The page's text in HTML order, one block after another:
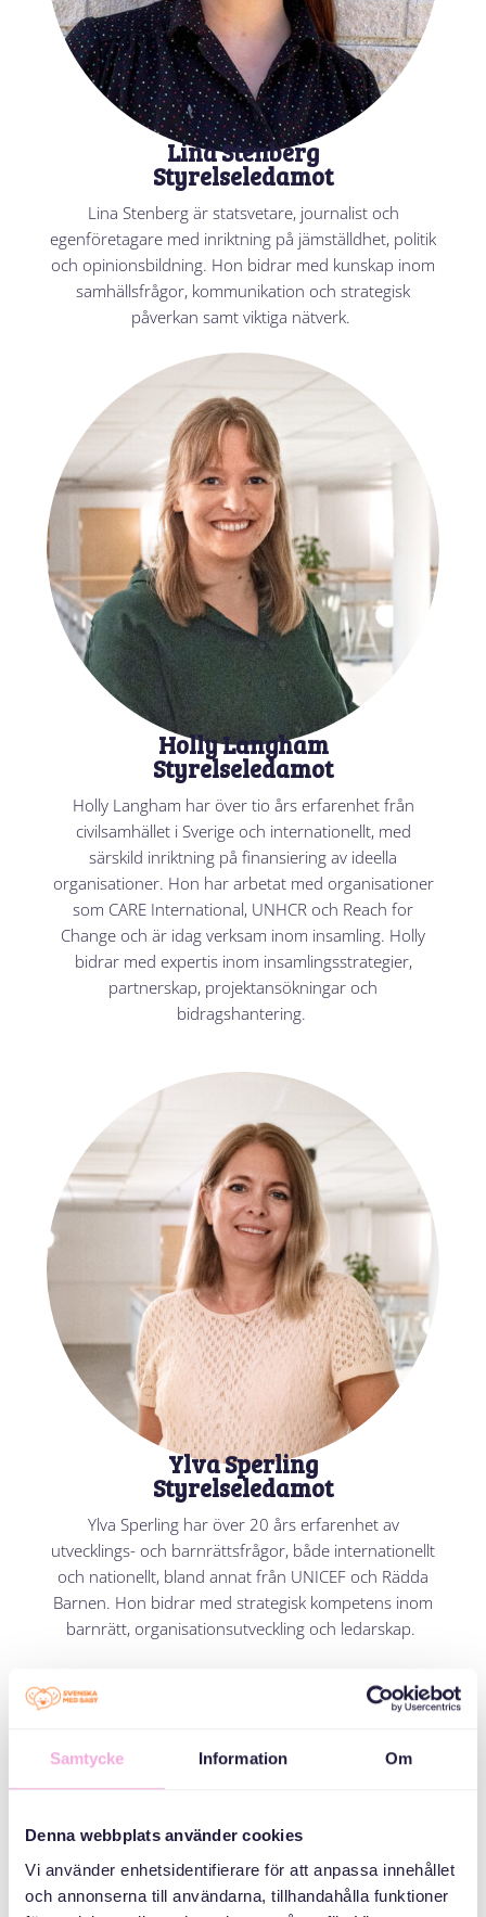
Samtycke Information Om
Denna webbplats använder cookies
Vi använder enhetsidentifierare för att anpassa innehållet
och annonserna till användarna, tillhandahålla funktioner
Lina Stenberg
Styrelseledamot
Lina Stenberg är statsvetare, journalist och
egenföretagare med inriktning på jämställdhet, politik
och opinionsbildning. Hon bidrar med kunskap inom
samhällsfrågor, kommunikation och strategisk
påverkan samt viktiga nätverk.
Holly Langham
Styrelseledamot
Holly Langham har över tio års erfarenhet från
civilsamhället i Sverige och internationellt, med
särskild inriktning på finansiering av ideella
organisationer. Hon har arbetat med organisationer
som CARE International, UNHCR och Reach for
Change och är idag verksam inom insamling. Holly
bidrar med expertis inom insamlingsstrategier,
partnerskap, projektansökningar och
bidragshantering.
Ylva Sperling
Styrelseledamot
Ylva Sperling har över 20 års erfarenhet av
utvecklings- och barnrättsfrågor, både internationellt
och nationellt, bland annat från UNICEF och Rädda
Barnen. Hon bidrar med strategisk kompetens inom
barnrätt, organisationsutveckling och ledarskap.